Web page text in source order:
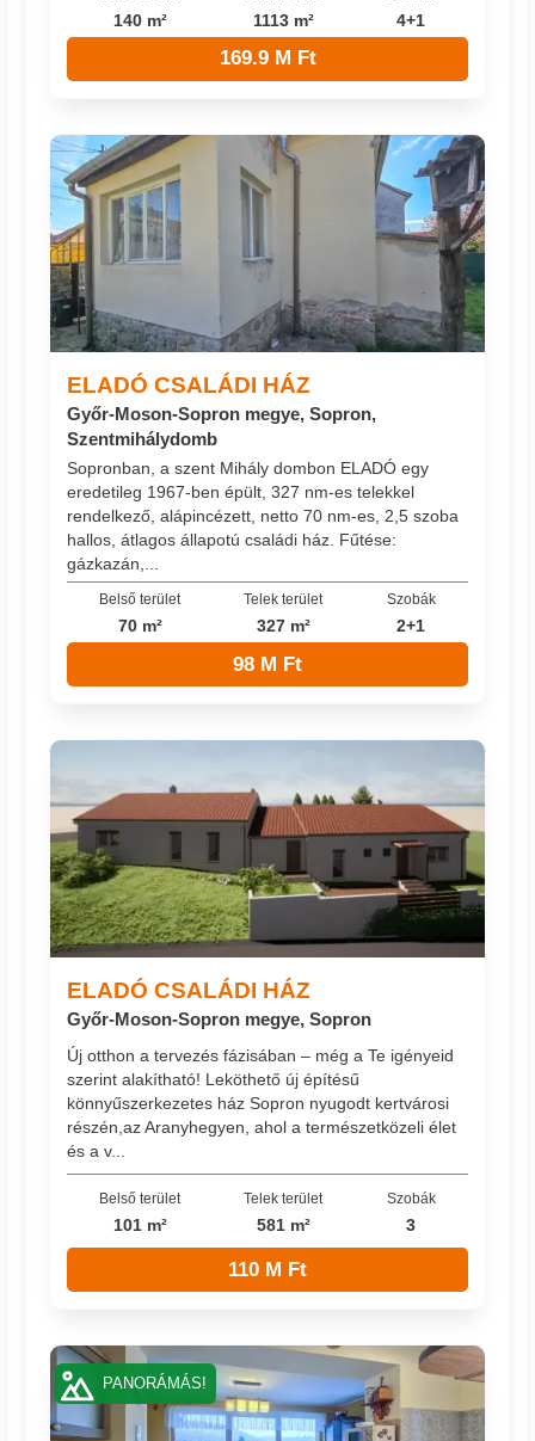
140 m² 1113 m² 4+1
169.9 M Ft
ELADÓ CSALÁDI HÁZ
Győr-Moson-Sopron megye, Sopron,
Szentmihálydomb
Sopronban, a szent Mihály dombon ELADÓ egy
eredetileg 1967-ben épült, 327 nm-es telekkel
rendelkező, alápincézett, netto 70 nm-es, 2,5 szoba
hallos, átlagos állapotú családi ház. Fűtése:
gázkazán,...
Belső terület
70 m²
Telek terület
327 m²
Szobák
2+1
98 M Ft
ELADÓ CSALÁDI HÁZ
Győr-Moson-Sopron megye, Sopron
Új otthon a tervezés fázisában – még a Te igényeid
szerint alakítható! Leköthető új építésű
könnyűszerkezetes ház Sopron nyugodt kertvárosi
részén,az Aranyhegyen, ahol a természetközeli élet
és a v...
Belső terület
101 m²
Telek terület
581 m²
Szobák
3
110 M Ft
PANORÁMÁS!